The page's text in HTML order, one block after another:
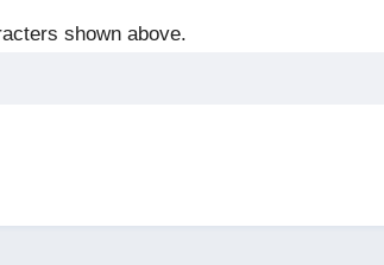
shown above.